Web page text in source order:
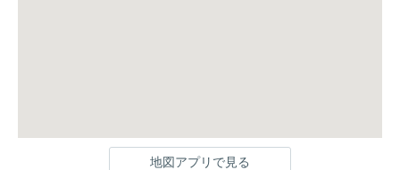
地図アプリで見る